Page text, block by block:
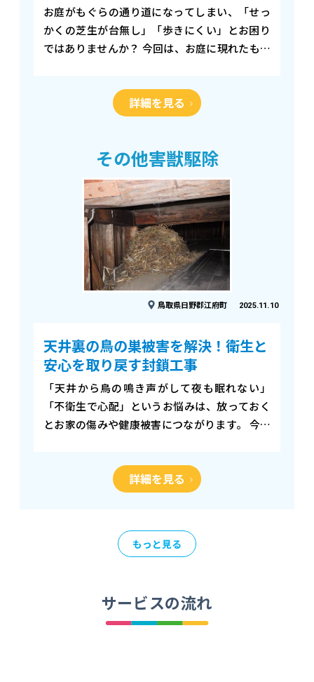
お庭がもぐらの通り道になってしまい、「せっ
かくの芝生が台無し」「歩きにくい」とお困り
ではありませんか？ 今回は、お庭に現れたもぐ
詳細を見る
その他害獣駆除
鳥取県日野郡江府町 2025.11.10
天井裏の鳥の巣被害を解決！衛生と
安心を取り戻す封鎖工事
「天井から鳥の鳴き声がして夜も眠れない」
「不衛生で心配」というお悩みは、放っておく
とお家の傷みや健康被害につながります。 今回
詳細を見る
もっと見る
サービスの流れ